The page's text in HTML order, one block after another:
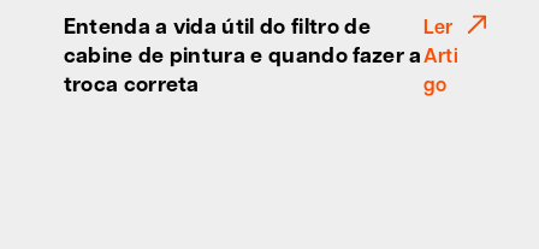
Entenda a vida útil do filtro de
cabine de pintura e quando fazer a
troca correta
Ler
Arti
go